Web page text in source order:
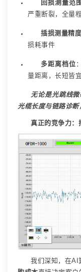
回损测量范围
严重断裂，全量
插损测量精度
损耗事件
多距离档位
量距离，长短皆宜
无论是光跳线
光缆长度与链路诊断
真正的竞争力：
我们深知，在AI